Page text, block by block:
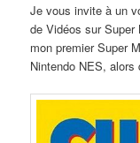
Je vous invite à un
de Vidéos sur
mon premier Super
Nintendo NES, alors